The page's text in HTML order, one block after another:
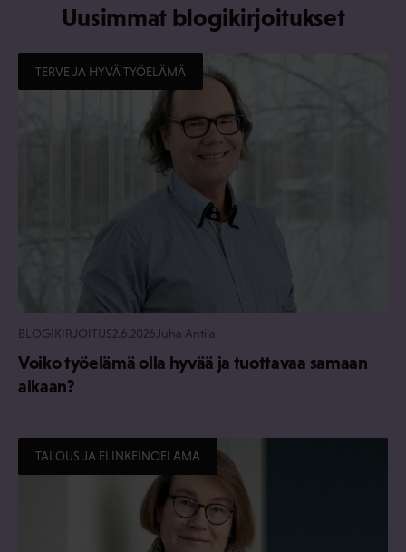
Uusimmat blogikirjoitukset
TERVE JA HYVÄ TYÖELÄMÄ
BLOGIKIRJOITUS2.6.2026 Juha Antila
Voiko työelämä olla hyvää ja tuottavaa samaan
aikaan?
TALOUS JA ELINKEINOELÄMÄ